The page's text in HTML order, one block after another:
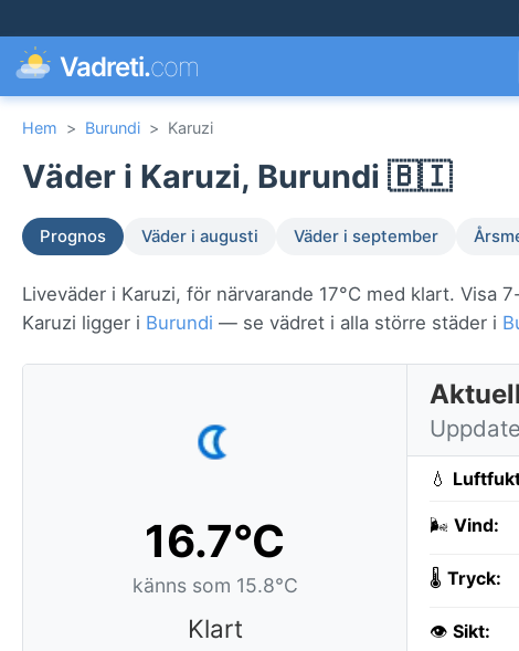
Vadreti.com
Hem > Burundi > Karuzi
Väder i Karuzi, Burundi 🇧🇮
Prognos Väder i augusti Väder i september
Liveväder i Karuzi, för närvarande 17°C med klart.
Karuzi ligger i Burundi — se vädret i alla större städer i
16.7°C
känns som 15.8°C
Klart
💧
🌬️ Vind:
🌡️ Tryck:
👁️ Sikt: